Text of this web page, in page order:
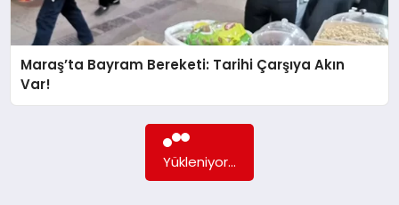
NURHAK
Maraş’ta Bayram Bereketi: Tarihi Çarşıya Akın
Var!
Yükleniyor...